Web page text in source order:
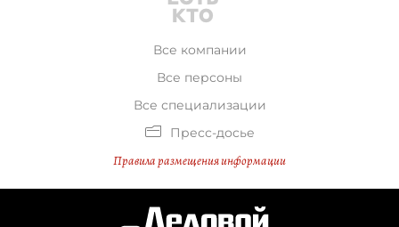
Все компании
Все персоны
Все специализации
Пресс-досье
Правила размещения информации